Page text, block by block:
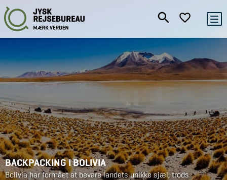
BACKPACKING I BOLIVIA
Bolivia har formået at bevare landets unikke sjæl, trods